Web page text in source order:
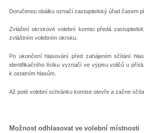
Doručenou obálku označí zastupitelský úřad časem
Zvláštní okrskové volební komisi předá
zvláštním volebním okrsku.
Po ukončení hlasování před zahájením sčítání
identifikačního lístku vyznačí ve výpisu voličů u
k ostatním hlasům.
Až poté volební schránku komise otevře a začne
Možnost odhlasovat ve volební místnosti